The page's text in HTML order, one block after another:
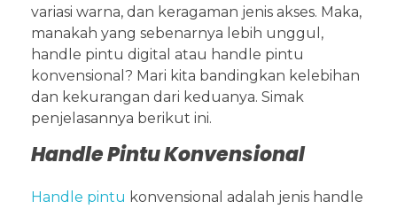
variasi warna, dan keragaman jenis akses. Maka,
manakah yang sebenarnya lebih unggul,
handle pintu digital atau handle pintu
konvensional? Mari kita bandingkan kelebihan
dan kekurangan dari keduanya. Simak
penjelasannya berikut ini.
Handle Pintu Konvensional
Handle pintu konvensional adalah jenis handle